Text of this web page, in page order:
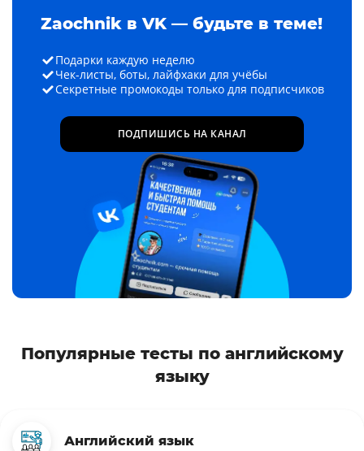
Zaochnik в VK — будьте в теме!
Подарки каждую неделю
Чек-листы, боты, лайфхаки для учёбы
Секретные промокоды только для подписчиков
ПОДПИШИСЬ НА КАНАЛ
Популярные тесты по английскому
языку
Английский язык